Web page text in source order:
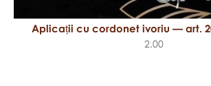
Aplicații cu cordonet ivoriu — art.
2.00